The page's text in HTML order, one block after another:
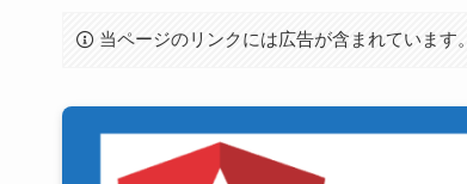
当ページのリンクには広告が含まれています。